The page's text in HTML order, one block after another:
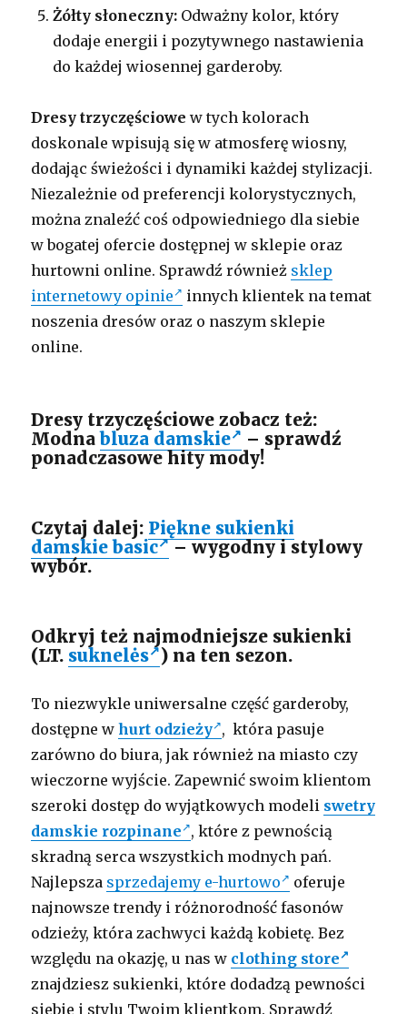
Żółty słoneczny: Odważny kolor, który
dodaje energii i pozytywnego nastawienia
do każdej wiosennej garderoby.
Dresy trzyczęściowe w tych kolorach
doskonale wpisują się w atmosferę wiosny,
dodając świeżości i dynamiki każdej stylizacji.
Niezależnie od preferencji kolorystycznych,
można znaleźć coś odpowiedniego dla siebie
w bogatej ofercie dostępnej w sklepie oraz
hurtowni online. Sprawdź również sklep
internetowy opinie
innych klientek na temat
noszenia dresów oraz o naszym sklepie
online.
Dresy trzyczęściowe zobacz też:
Modnabluza damskie
– sprawdź
ponadczasowe hity mody!
Czytaj dalej: Piękne sukienki
damskie basic – wygodny i stylowy
wybór.
Odkryj też najmodniejsze sukienki
(LT. suknelės ) na ten sezon.
To niezwykle uniwersalne część garderoby,
dostępne whurt odzieży , która pasuje
zarówno do biura, jak również na miasto czy
wieczorne wyjście. Zapewnić swoim klientom
szeroki dostęp do wyjątkowych modeli swetry
damskie rozpinane , które z pewnością
skradną serca wszystkich modnych pań.
Najlepsza sprzedajemy e-hurtowo
oferuje
najnowsze trendy i różnorodność fasonów
odzieży, która zachwyci każdą kobietę. Bez
względu na okazję, u nas w clothing store
znajdziesz sukienki, które dodadzą pewności
siebie i stylu Twoim klientkom. Sprawdź